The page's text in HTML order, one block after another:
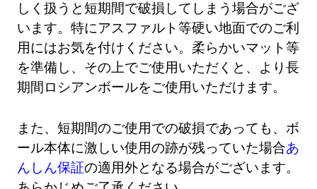
しく扱うと短期間で破損してしまう場合がござ
います。特にアスファルト等硬い地面でのご利
用にはお気を付けください。柔らかいマット等
を準備し、その上でご使用いただくと、より長
期間ロシアンボールをご使用いただけます。
また、短期間のご使用での破損であっても、ボ
ール本体に激しい使用の跡が残っていた場合あ
んしん保証の適用外となる場合がございます。